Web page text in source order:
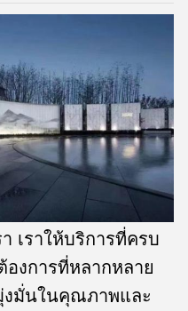
เราให้บริการที่ครบ
องการที่หลากหลาย
งมั่นในคุณภาพและ